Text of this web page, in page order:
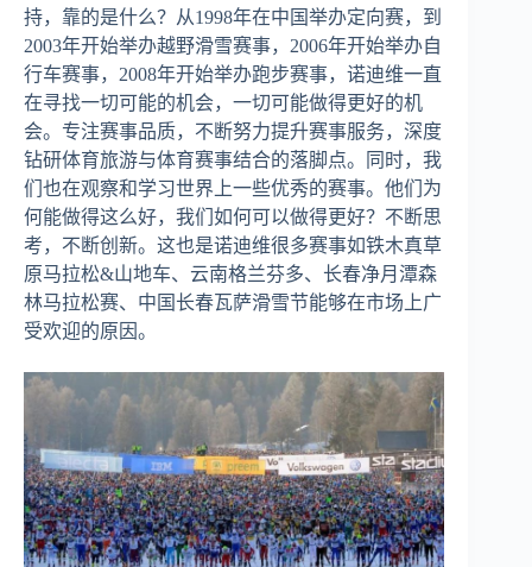
持，靠的是什么？从1998年在中国举办定向赛，到
2003年开始举办越野滑雪赛事，2006年开始举办自
行车赛事，2008年开始举办跑步赛事，诺迪维一直
在寻找一切可能的机会，一切可能做得更好的机
会。专注赛事品质，不断努力提升赛事服务，深度
钻研体育旅游与体育赛事结合的落脚点。同时，我
们也在观察和学习世界上一些优秀的赛事。他们为
何能做得这么好，我们如何可以做得更好？不断思
考，不断创新。这也是诺迪维很多赛事如铁木真草
原马拉松&山地车、云南格兰芬多、长春净月潭森
林马拉松赛、中国长春瓦萨滑雪节能够在市场上广
受欢迎的原因。